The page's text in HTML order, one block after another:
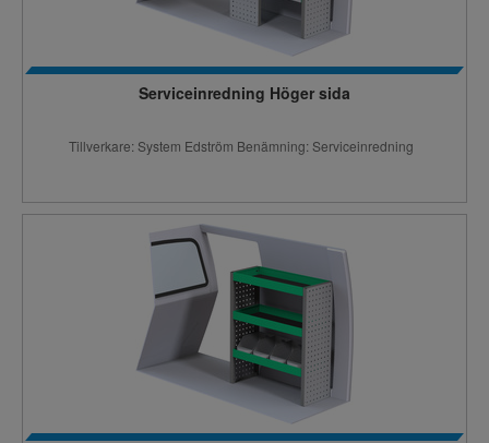
Serviceinredning Höger sida
Tillverkare: System Edström Benämning: Serviceinredning